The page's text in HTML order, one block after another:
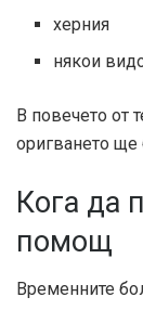
херния
някои
В повечето от
оригването
Кога да
помощ
Временните